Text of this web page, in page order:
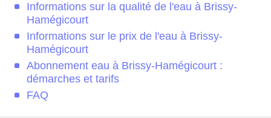
Informations sur la qualité de l'eau à Brissy-
Hamégicourt
Informations sur le prix de l'eau à Brissy-
Hamégicourt
Abonnement eau à Brissy-Hamégicourt :
démarches et tarifs
FAQ